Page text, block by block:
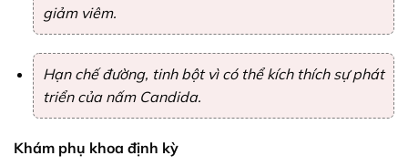
giảm viêm.
Hạn chế đường, tinh bột vì có thể kích thích sự phát
triển của nấm Candida.
Khám phụ khoa định kỳ